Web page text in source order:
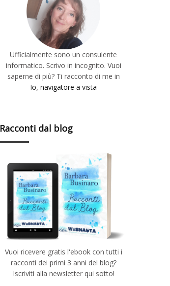
Ufficialmente sono un consulente
informatico. Scrivo in incognito. Vuoi
saperne di più? Ti racconto di me in
Io, navigatore a vista
Racconti dal blog
Vuoi ricevere gratis l'ebook con tutti i
racconti dei primi 3 anni del blog?
Iscriviti alla newsletter qui sotto!